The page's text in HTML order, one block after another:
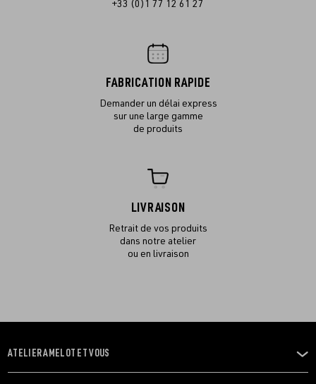
+33 (0)1 77 12 61 27
FABRICATION RAPIDE
Demander un délai express
sur une large gamme
de produits
LIVRAISON
Retrait de vos produits
dans notre atelier
ou en livraison
OUVRIR
LE
ATELIER AMELOT ET VOUS